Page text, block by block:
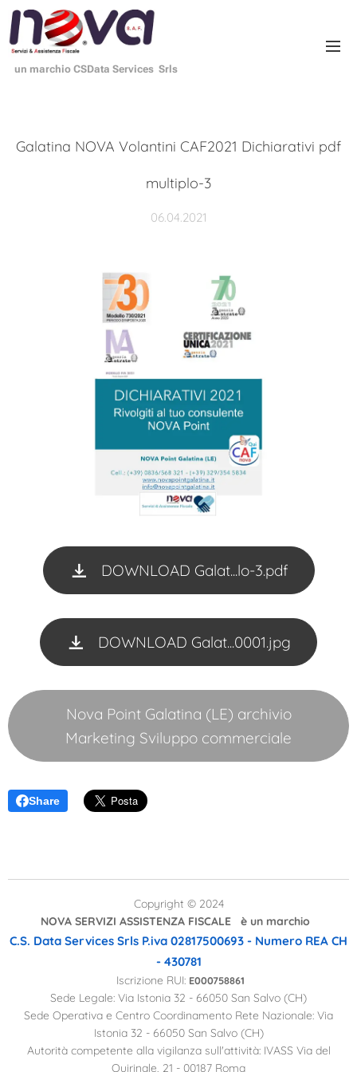
un marchio CSData Services Srls
Galatina NOVA Volantini CAF2021 Dichiarativi pdf
multiplo-3
06.04.2021
DOWNLOAD Galat...lo-3.pdf
DOWNLOAD Galat...0001.jpg
Nova Point Galatina (LE) archivio
Marketing Sviluppo commerciale
Share
Copyright © 2024
NOVA SERVIZI ASSISTENZA FISCALE è un marchio
C.S. Data Services Srls P.iva 02817500693 - Numero REA CH
- 430781
Iscrizione RUI: E000758861
Sede Legale: Via Istonia 32 - 66050 San Salvo (CH)
Sede Operativa e Centro Coordinamento Rete Nazionale: Via
Istonia 32 - 66050 San Salvo (CH)
Autorità competente alla vigilanza sull'attività: IVASS Via del
Quirinale, 21 - 00187 Roma